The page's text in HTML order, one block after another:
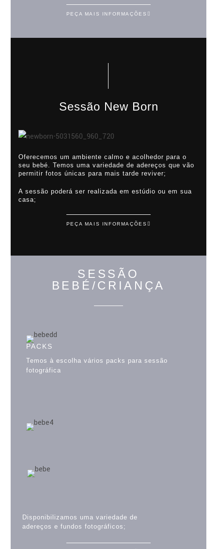
PEÇA MAIS INFORMAÇÕES
Sessão New Born
Oferecemos um ambiente calmo e acolhedor para o
seu bebé. Temos uma variedade de adereços que vão
permitir fotos únicas para mais tarde reviver;
A sessão poderá ser realizada em estúdio ou em sua
casa;
PEÇA MAIS INFORMAÇÕES
SESSÃO
BEBÉ/CRIANÇA
PACKS
Temos à escolha vários packs para sessão
fotográfica
Disponibilizamos uma variedade de
adereços e fundos fotográficos;